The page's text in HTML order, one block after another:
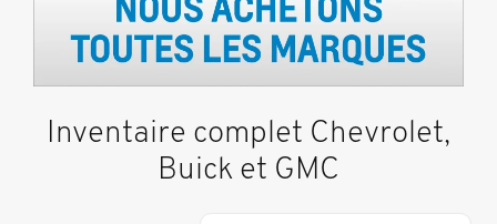
Inventaire complet Chevrolet,
Buick et GMC